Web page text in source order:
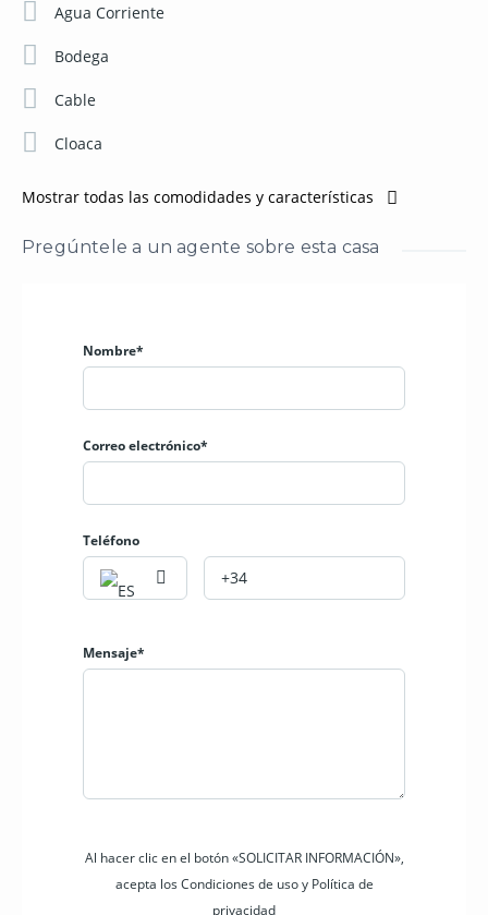
Ascensor
14 años de construido el edificio
Alícuota de 120 dólares
Valor 250.000 dólares
éxito futuro
Agua Corriente
Bodega
Cable
Cloaca
Mostrar todas las comodidades y características
Pregúntele a un agente sobre esta casa
Nombre*
Correo electrónico*
Teléfono
Mensaje*
Al hacer clic en el botón «SOLICITAR INFORMACIÓN»,
acepta los Condiciones de uso y Política de
privacidad